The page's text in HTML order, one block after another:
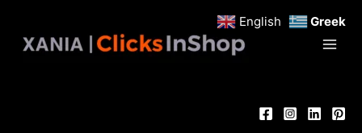
περιεχόμενο
English Greek